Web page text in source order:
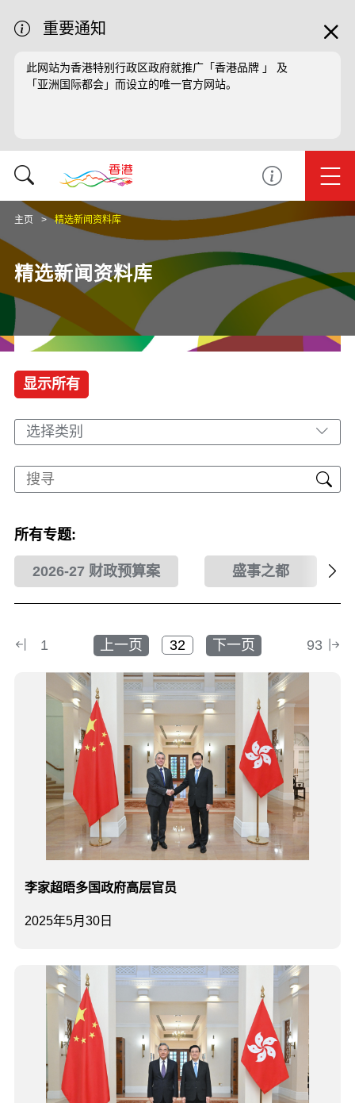
重要通知
此网站为香港特别行政区政府就推广「香港品牌 」 及
「亚洲国际都会」而设立的唯一官方网站。
主页 精选新闻资料库
精选新闻资料库
显示所有
选择类别
所有专题:
2026-27 财政预算案 盛事之都
1 上一页 下一页 93
2025年5月30日
李家超晤多国政府高层官员